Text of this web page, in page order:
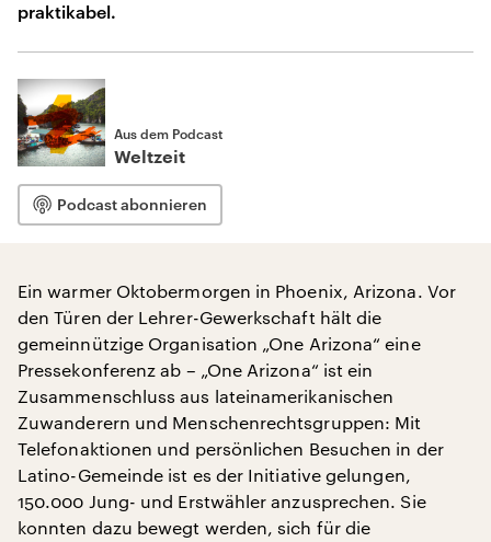
praktikabel.
Aus dem Podcast
Weltzeit
Podcast abonnieren
Ein warmer Oktobermorgen in Phoenix, Arizona. Vor
den Türen der Lehrer-Gewerkschaft hält die
gemeinnützige Organisation „One Arizona“ eine
Pressekonferenz ab – „One Arizona“ ist ein
Zusammenschluss aus lateinamerikanischen
Zuwanderern und Menschenrechtsgruppen: Mit
Telefonaktionen und persönlichen Besuchen in der
Latino-Gemeinde ist es der Initiative gelungen,
150.000 Jung- und Erstwähler anzusprechen. Sie
konnten dazu bewegt werden, sich für die